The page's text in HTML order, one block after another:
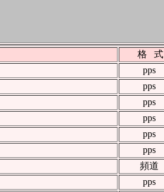
格 式
pps
pps
pps
pps
pps
pps
頻道
pps